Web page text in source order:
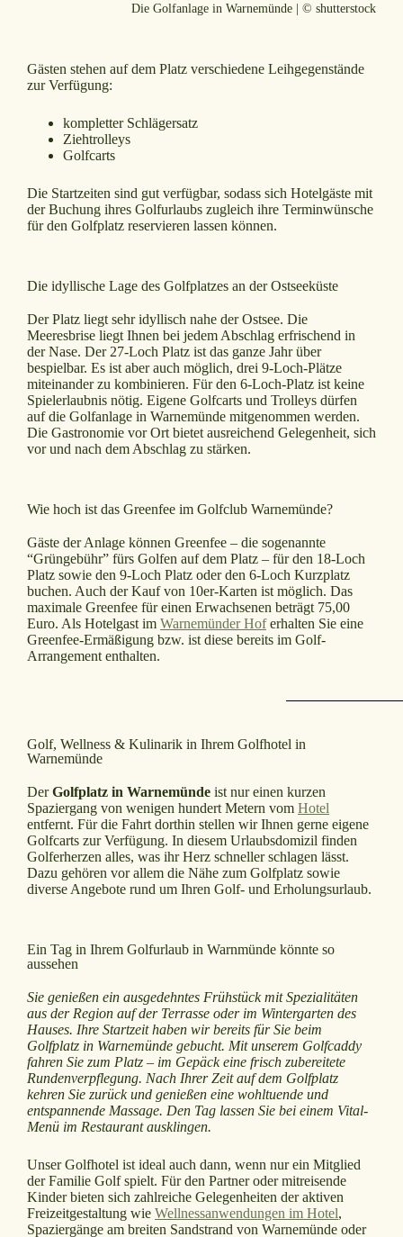
Die Golfanlage in Warnemünde | © shutterstock
Gästen stehen auf dem Platz verschiedene Leihgegenstände
zur Verfügung:
kompletter Schlägersatz
Ziehtrolleys
Golfcarts
Die Startzeiten sind gut verfügbar, sodass sich Hotelgäste mit
der Buchung ihres Golfurlaubs zugleich ihre Terminwünsche
für den Golfplatz reservieren lassen können.
Die idyllische Lage des Golfplatzes an der Ostseeküste
Der Platz liegt sehr idyllisch nahe der Ostsee. Die
Meeresbrise liegt Ihnen bei jedem Abschlag erfrischend in
der Nase. Der 27-Loch Platz ist das ganze Jahr über
bespielbar. Es ist aber auch möglich, drei 9-Loch-Plätze
miteinander zu kombinieren. Für den 6-Loch-Platz ist keine
Spielerlaubnis nötig. Eigene Golfcarts und Trolleys dürfen
auf die Golfanlage in Warnemünde mitgenommen werden.
Die Gastronomie vor Ort bietet ausreichend Gelegenheit, sich
vor und nach dem Abschlag zu stärken.
Wie hoch ist das Greenfee im Golfclub Warnemünde?
Gäste der Anlage können Greenfee – die sogenannte
“Grüngebühr” fürs Golfen auf dem Platz – für den 18-Loch
Platz sowie den 9-Loch Platz oder den 6-Loch Kurzplatz
buchen. Auch der Kauf von 10er-Karten ist möglich. Das
maximale Greenfee für einen Erwachsenen beträgt 75,00
Euro. Als Hotelgast im Warnemünder Hoferhalten Sie eine
Greenfee-Ermäßigung bzw. ist diese bereits im Golf-
Arrangement enthalten.
Golf, Wellness & Kulinarik in Ihrem Golfhotel in
Warnemünde
DerGolfplatz in Warnemünde ist nur einen kurzen
Spaziergang von wenigen hundert Metern vom Hotel
entfernt. Für die Fahrt dorthin stellen wir Ihnen gerne eigene
Golfcarts zur Verfügung. In diesem Urlaubsdomizil finden
Golferherzen alles, was ihr Herz schneller schlagen lässt.
Dazu gehören vor allem die Nähe zum Golfplatz sowie
diverse Angebote rund um Ihren Golf- und Erholungsurlaub.
Ein Tag in Ihrem Golfurlaub in Warnmünde könnte so
aussehen
Sie genießen ein ausgedehntes Frühstück mit Spezialitäten
aus der Region auf der Terrasse oder im Wintergarten des
Hauses. Ihre Startzeit haben wir bereits für Sie beim
Golfplatz in Warnemünde gebucht. Mit unserem Golfcaddy
fahren Sie zum Platz – im Gepäck eine frisch zubereitete
Rundenverpflegung. Nach Ihrer Zeit auf dem Golfplatz
kehren Sie zurück und genießen eine wohltuende und
entspannende Massage. Den Tag lassen Sie bei einem Vital-
Menü im Restaurant ausklingen.
Unser Golfhotel ist ideal auch dann, wenn nur ein Mitglied
der Familie Golf spielt. Für den Partner oder mitreisende
Kinder bieten sich zahlreiche Gelegenheiten der aktiven
Freizeitgestaltung wie Wellnessanwendungen im Hotel,
Spaziergänge am breiten Sandstrand von Warnemünde oder